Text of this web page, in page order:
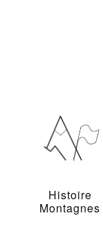
Histoire
Montagnes